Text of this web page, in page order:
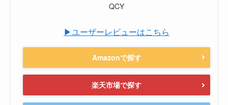
QCY
▶ユーザーレビューはこちら
Amazonで探す
楽天市場で探す